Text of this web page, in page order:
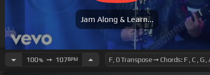
Jam Along & Learn...
100%➙ 107BPM